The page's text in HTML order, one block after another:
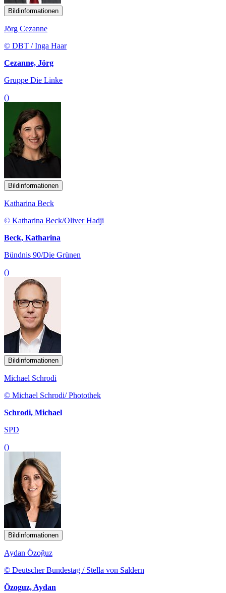
Bildinformationen
Jörg Cezanne
© DBT / Inga Haar
Cezanne, Jörg
Gruppe Die Linke
()
Bildinformationen
Katharina Beck
© Katharina Beck/Oliver Hadji
Beck, Katharina
Bündnis 90/Die Grünen
()
Bildinformationen
Michael Schrodi
© Michael Schrodi/ Photothek
Schrodi, Michael
SPD
()
Bildinformationen
Aydan Özoğuz
© Deutscher Bundestag / Stella von Saldern
Özoguz, Aydan